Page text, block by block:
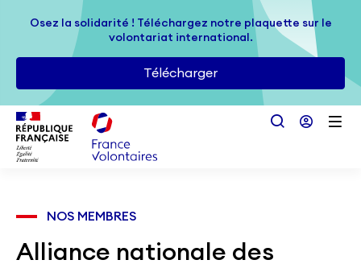
Passer au contenu principal
Osez la solidarité ! Téléchargez notre plaquette sur le
volontariat international.
Télécharger
Osez la solidarité ! Téléchargez notre plaquette sur le
volontariat international.
Télécharger
NOS MEMBRES
Alliance nationale des